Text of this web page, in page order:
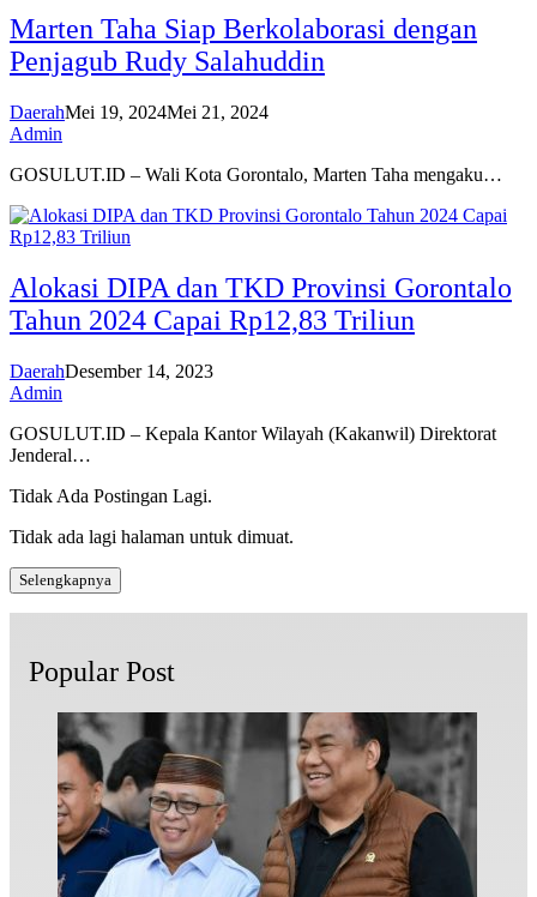
Marten Taha Siap Berkolaborasi dengan
Penjagub Rudy Salahuddin
DaerahMei 19, 2024Mei 21, 2024
Admin
GOSULUT.ID – Wali Kota Gorontalo, Marten Taha mengaku…
Alokasi DIPA dan TKD Provinsi Gorontalo
Tahun 2024 Capai Rp12,83 Triliun
DaerahDesember 14, 2023
Admin
GOSULUT.ID – Kepala Kantor Wilayah (Kakanwil) Direktorat
Jenderal…
Tidak Ada Postingan Lagi.
Tidak ada lagi halaman untuk dimuat.
Selengkapnya
Popular Post